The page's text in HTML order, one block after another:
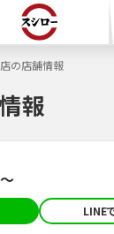
の店舗情報
報
LINE